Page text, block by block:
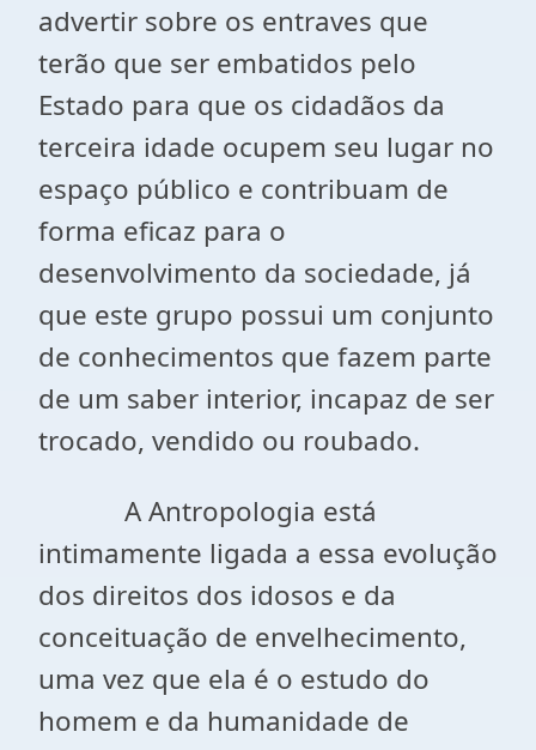
advertir sobre os entraves que
terão que ser embatidos pelo
Estado para que os cidadãos da
terceira idade ocupem seu lugar no
espaço público e contribuam de
forma eficaz para o
desenvolvimento da sociedade, já
que este grupo possui um conjunto
de conhecimentos que fazem parte
de um saber interior, incapaz de ser
trocado, vendido ou roubado.
A Antropologia está
intimamente ligada a essa evolução
dos direitos dos idosos e da
conceituação de envelhecimento,
uma vez que ela é o estudo do
homem e da humanidade de